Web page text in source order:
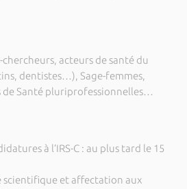
chercheurs, acteurs de santé du
dentistes…), Sage-femmes,
de Santé pluriprofessionnelles…
à l’IRS-C : au plus tard le 15
scientifique et affectation aux